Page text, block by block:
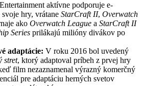
aktívne podporuje e-
hry, vrátane StarCraft II, Overwatch
ako Overwatch League a StarCraft II
Series prilákajú milióny divákov po
adaptácie: V roku 2016 bol uvedený
stret, ktorý adaptoval príbeh z prvej hry
film nezaznamenal výrazný komerčný
pre adaptáciu herných svetov